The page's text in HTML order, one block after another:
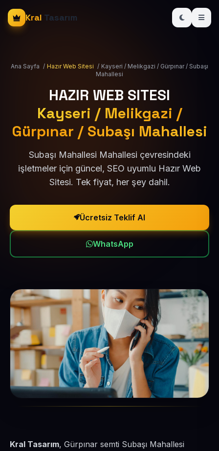
Kral Tasarım
Ana Sayfa / Hazır Web Sitesi / Kayseri / Melikgazi / Gürpınar / Subaşı
Mahallesi
HAZIR WEB SITESI
Kayseri / Melikgazi /
Gürpınar / Subaşı Mahallesi
Subaşı Mahallesi Mahallesi çevresindeki
işletmeler için güncel, SEO uyumlu Hazır Web
Sitesi. Tek fiyat, her şey dahil.
Ücretsiz Teklif Al
WhatsApp
Kral Tasarım, Gürpınar semti Subaşı Mahallesi